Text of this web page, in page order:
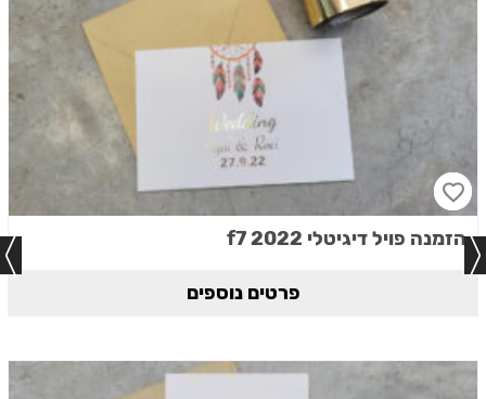
הזמנה פויל דיגיטלי 2022 f7
פרטים נוספים